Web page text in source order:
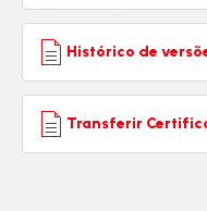
Histórico de
Transferir